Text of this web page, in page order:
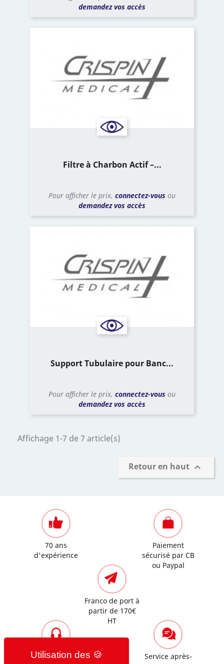
demandez vos accès
Filtre à Charbon Actif –...
Pour afficher le prix, connectez-vous ou
demandez vos accès
Support Tubulaire pour Banc...
Pour afficher le prix, connectez-vous ou
demandez vos accès
Affichage 1-7 de 7 article(s)
Retour en haut 
70 ans
d'expérience
Paiement
sécurisé par CB
ou Paypal
Franco de port à
partir de 170€
HT
Assistance
Service après-